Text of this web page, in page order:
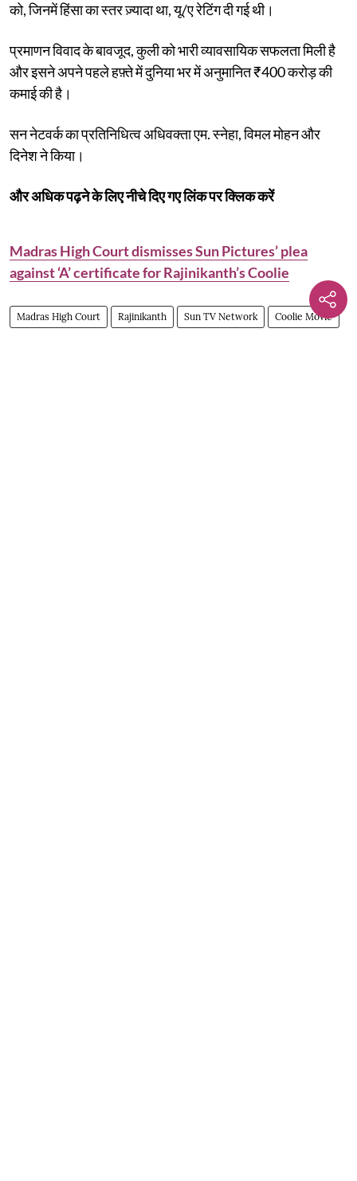
को, जिनमें हिंसा का स्तर ज़्यादा था, यू/ए रेटिंग दी गई थी।
प्रमाणन विवाद के बावजूद, कुली को भारी व्यावसायिक सफलता मिली है
और इसने अपने पहले हफ़्ते में दुनिया भर में अनुमानित ₹400 करोड़ की
कमाई की है।
सन नेटवर्क का प्रतिनिधित्व अधिवक्ता एम. स्नेहा, विमल मोहन और
दिनेश ने किया।
और अधिक पढ़ने के लिए नीचे दिए गए लिंक पर क्लिक करें
Madras High Court dismisses Sun Pictures’ plea
against ‘A’ certificate for Rajinikanth’s Coolie
Madras High Court Rajinikanth Sun TV Network Coolie Movie